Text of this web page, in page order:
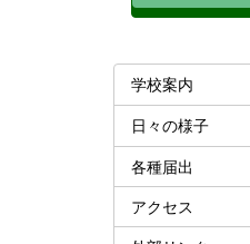
学校案内
日々の様子
各種届出
アクセス